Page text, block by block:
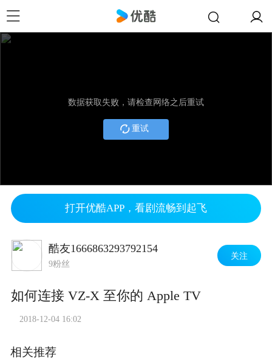
数据获取失败，请检查网络之后重试
重试
打开优酷APP，看剧流畅到起飞
酷友1666863293792154
9粉丝
关注
如何连接 VZ-X 至你的 Apple TV
2018-12-04 16:02
相关推荐